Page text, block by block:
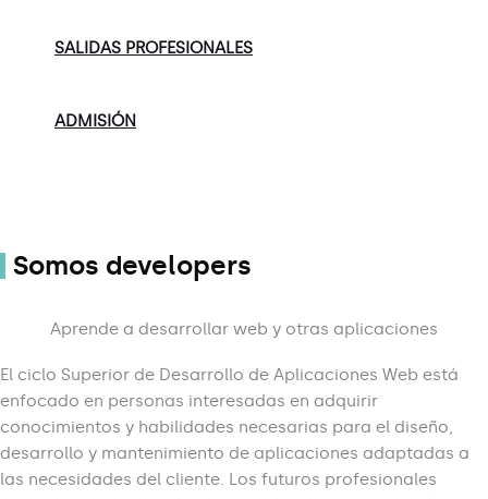
SALIDAS PROFESIONALES
ADMISIÓN
Somos developers
Aprende a desarrollar web y otras aplicaciones
El ciclo Superior de Desarrollo de Aplicaciones Web está
enfocado en personas interesadas en adquirir
conocimientos y habilidades necesarias para el diseño,
desarrollo y mantenimiento de aplicaciones adaptadas a
las necesidades del cliente. Los futuros profesionales